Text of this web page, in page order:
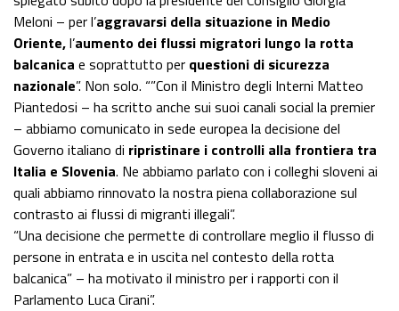
Meloni – per l’aggravarsi della situazione in Medio
Oriente,l’aumento dei flussi migratori lungo la rotta
balcanica e soprattutto per questioni di sicurezza
nazionale”. Non solo. “”Con il Ministro degli Interni Matteo
Piantedosi – ha scritto anche sui suoi canali social la premier
– abbiamo comunicato in sede europea la decisione del
Governo italiano di ripristinare i controlli alla frontiera tra
Italia e Slovenia. Ne abbiamo parlato con i colleghi sloveni ai
quali abbiamo rinnovato la nostra piena collaborazione sul
contrasto ai flussi di migranti illegali”.
“Una decisione che permette di controllare meglio il flusso di
persone in entrata e in uscita nel contesto della rotta
balcanica” – ha motivato il ministro per i rapporti con il
Parlamento Luca Cirani”.